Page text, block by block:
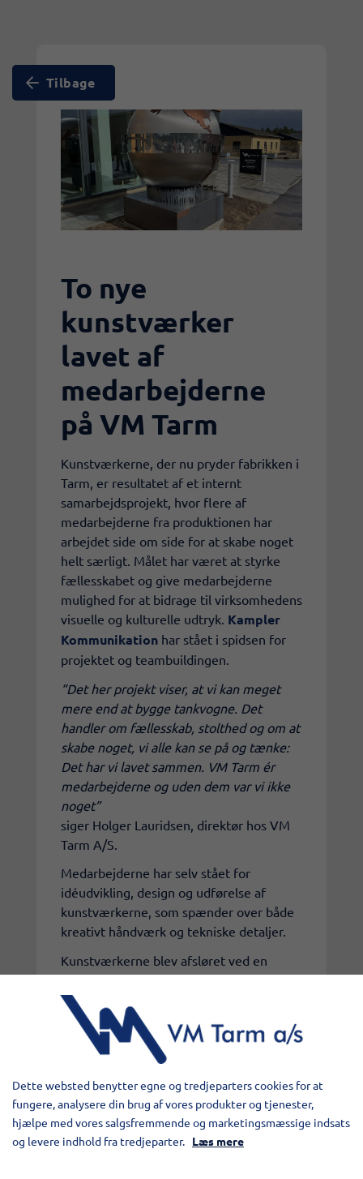
Tilbage
To nye
kunstværker
lavet af
medarbejderne
på VM Tarm
Kunstværkerne, der nu pryder fabrikken i
Tarm, er resultatet af et internt
samarbejdsprojekt, hvor flere af
medarbejderne fra produktionen har
arbejdet side om side for at skabe noget
helt særligt. Målet har været at styrke
fællesskabet og give medarbejderne
mulighed for at bidrage til virksomhedens
visuelle og kulturelle udtryk. Kampler
Kommunikation har stået i spidsen for
projektet og teambuildingen.
​“Det her projekt viser, at vi kan meget
mere end at bygge tankvogne. Det
handler om fællesskab, stolthed og om at
skabe noget, vi alle kan se på og tænke:
Det har vi lavet sammen. VM Tarm ér
medarbejderne og uden dem var vi ikke
noget”
siger Holger Lauridsen, direktør hos VM
Tarm A/S.
​Medarbejderne har selv stået for
idéudvikling, design og udførelse af
kunstværkerne, som spænder over både
kreativt håndværk og tekniske detaljer.
Kunstværkerne blev afsløret ved en
intern markering med taler, mad og
hygge for alle ansatte. Projektet har
allerede skabt stor begejstring internt og
er et synligt bevis på, at trivsel og
samarbejde kan tage mange former.
Dette websted benytter egne og tredjeparters cookies for at
fungere, analysere din brug af vores produkter og tjenester,
hjælpe med vores salgsfremmende og marketingsmæssige indsats
og levere indhold fra tredjeparter. Læs mere